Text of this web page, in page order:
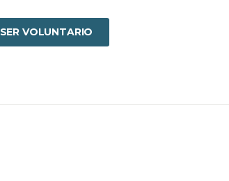
SER VOLUNTARIO